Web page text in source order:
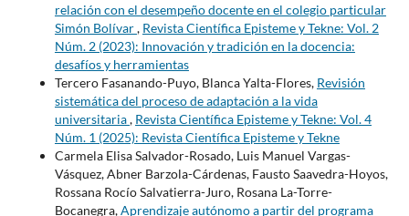
relación con el desempeño docente en el colegio particular
Simón Bolívar, Revista Científica Episteme y Tekne: Vol. 2
Núm. 2 (2023): Innovación y tradición en la docencia:
desafíos y herramientas
Tercero Fasanando-Puyo, Blanca Yalta-Flores, Revisión
sistemática del proceso de adaptación a la vida
universitaria, Revista Científica Episteme y Tekne: Vol. 4
Núm. 1 (2025): Revista Científica Episteme y Tekne
Carmela Elisa Salvador-Rosado, Luis Manuel Vargas-
Vásquez, Abner Barzola-Cárdenas, Fausto Saavedra-Hoyos,
Rossana Rocío Salvatierra-Juro, Rosana La-Torre-
Bocanegra,Aprendizaje autónomo a partir del programa